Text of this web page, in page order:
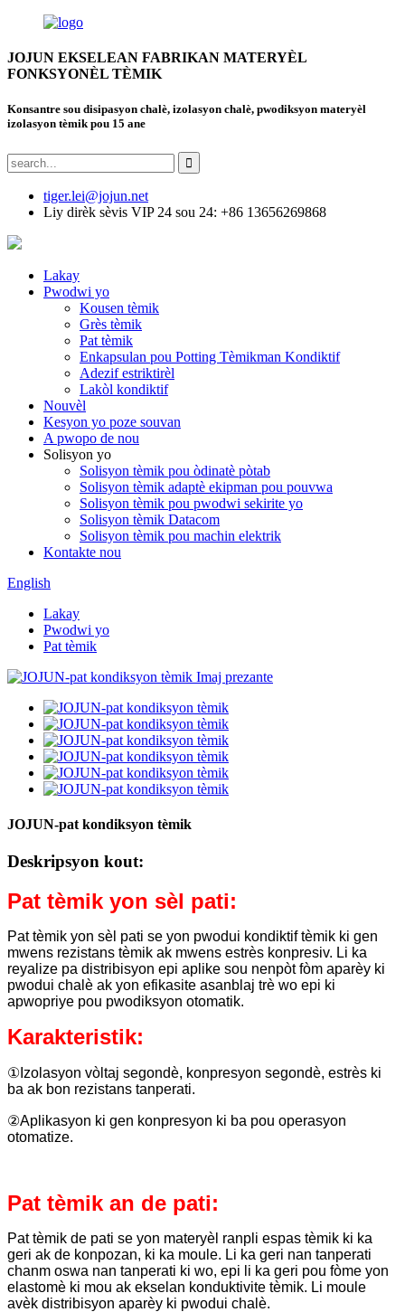
JOJUN EKSELEAN FABRIKAN MATERYÈL
FONKSYONÈL TÈMIK
Konsantre sou disipasyon chalè, izolasyon chalè, pwodiksyon materyèl
izolasyon tèmik pou 15 ane
tiger.lei@jojun.net
Liy dirèk sèvis VIP 24 sou 24: +86 13656269868
Lakay
Pwodwi yo
Kousen tèmik
Grès tèmik
Pat tèmik
Enkapsulan pou Potting Tèmikman Kondiktif
Adezif estriktirèl
Lakòl kondiktif
Nouvèl
Kesyon yo poze souvan
A pwopo de nou
Solisyon yo
Solisyon tèmik pou òdinatè pòtab
Solisyon tèmik adaptè ekipman pou pouvwa
Solisyon tèmik pou pwodwi sekirite yo
Solisyon tèmik Datacom
Solisyon tèmik pou machin elektrik
Kontakte nou
English
Lakay
Pwodwi yo
Pat tèmik
JOJUN-pat kondiksyon tèmik
Deskripsyon kout:
Pat tèmik yon sèl pati:
Pat tèmik yon sèl pati se yon pwodui kondiktif tèmik ki gen
mwens rezistans tèmik ak mwens estrès konpresiv. Li ka
reyalize pa distribisyon epi aplike sou nenpòt fòm aparèy ki
pwodui chalè ak yon efikasite asanblaj trè wo epi ki
apwopriye pou pwodiksyon otomatik.
Karakteristik:
①Izolasyon vòltaj segondè, konpresyon segondè, estrès ki
ba ak bon rezistans tanperati.
②Aplikasyon ki gen konpresyon ki ba pou operasyon
otomatize.
Pat tèmik an de pati:
Pat tèmik de pati se yon materyèl ranpli espas tèmik ki ka
geri ak de konpozan, ki ka moule. Li ka geri nan tanperati
chanm oswa nan tanperati ki wo, epi li ka geri pou fòme yon
elastomè ki mou ak ekselan konduktivite tèmik. Li moule
avèk distribisyon aparèy ki pwodui chalè.